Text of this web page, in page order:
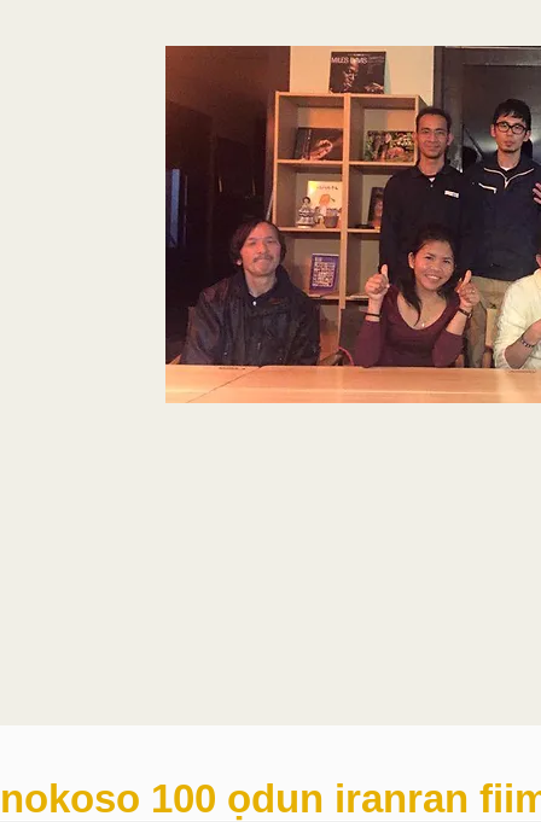
nokoso 100 ọdun iranran